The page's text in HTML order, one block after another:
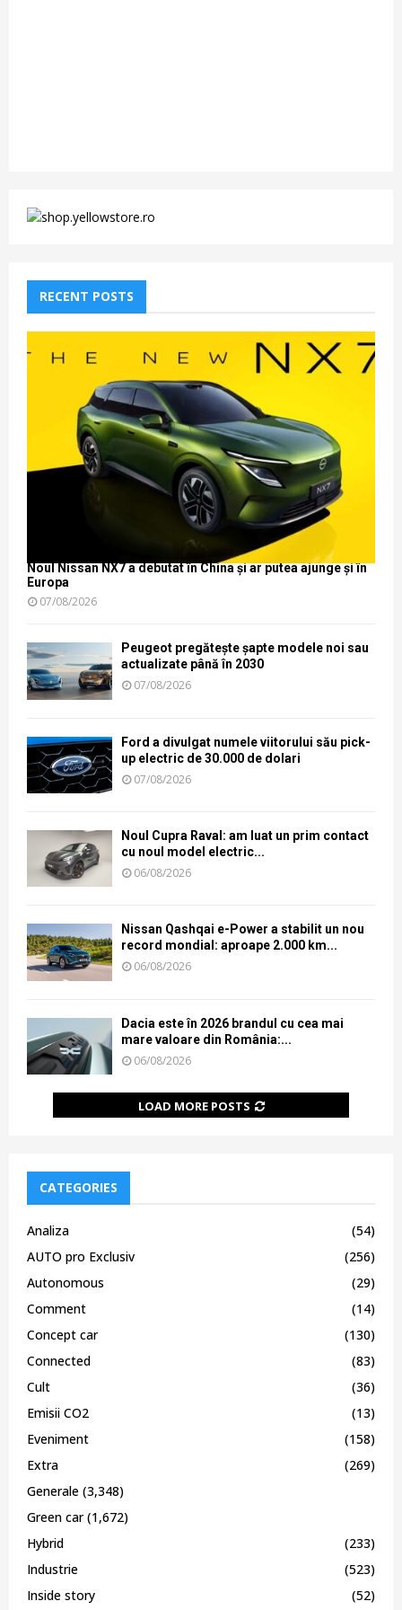
RECENT POSTS
Noul Nissan NX7 a debutat în China și ar putea ajunge și în
Europa
07/08/2026
Peugeot pregătește șapte modele noi sau
actualizate până în 2030
07/08/2026
Ford a divulgat numele viitorului său pick-
up electric de 30.000 de dolari
07/08/2026
Noul Cupra Raval: am luat un prim contact
cu noul model electric...
06/08/2026
Nissan Qashqai e-Power a stabilit un nou
record mondial: aproape 2.000 km...
06/08/2026
Dacia este în 2026 brandul cu cea mai
mare valoare din România:...
06/08/2026
LOAD MORE POSTS
CATEGORIES
Analiza
(54)
AUTO pro Exclusiv
(256)
Autonomous
(29)
Comment
(14)
Concept car
(130)
Connected
(83)
Cult
(36)
Emisii CO2
(13)
Eveniment
(158)
Extra
(269)
Generale (3,348)
Green car(1,672)
Hybrid
(233)
Industrie
(523)
Inside story
(52)